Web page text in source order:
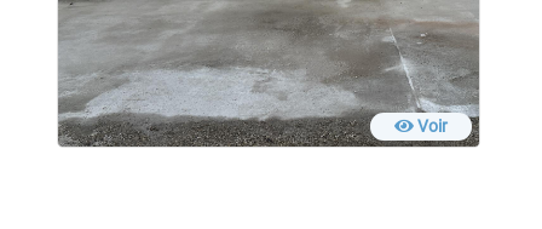
Voir